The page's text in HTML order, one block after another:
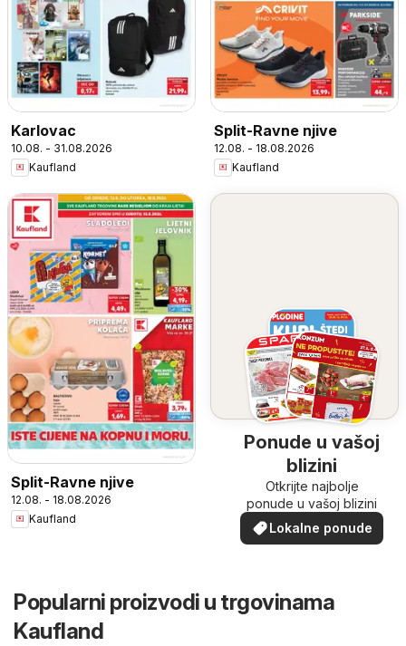
Karlovac
10.08. - 31.08.2026
Kaufland
Split-Ravne njive
12.08. - 18.08.2026
Kaufland
Split-Ravne njive
12.08. - 18.08.2026
Kaufland
Ponude u vašoj
blizini
Otkrijte najbolje
ponude u vašoj blizini
Lokalne ponude
Popularni proizvodi u trgovinama
Kaufland